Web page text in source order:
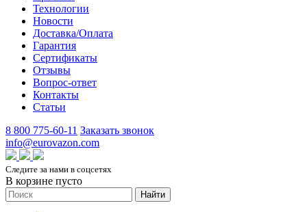
Технологии
Новости
Доставка/Оплата
Гарантия
Сертификаты
Отзывы
Вопрос-ответ
Контакты
Статьи
8 800 775-60-11 Заказать звонок
info@eurovazon.com
Следите за нами в соцсетях
В корзине пусто
Найти